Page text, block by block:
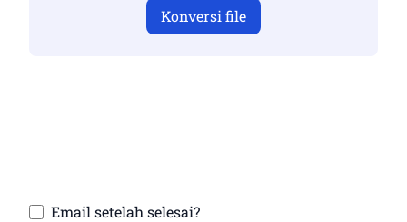
Konversi file
Email setelah selesai?